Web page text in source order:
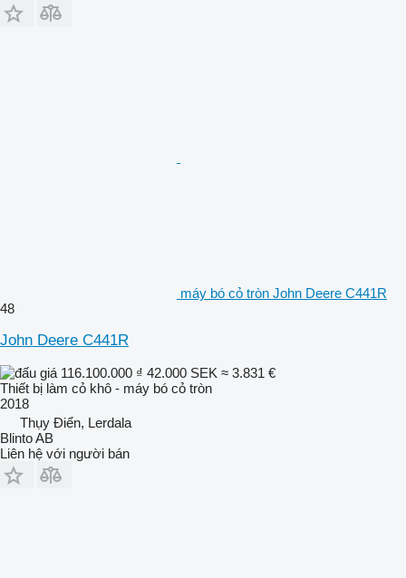
máy bó cỏ tròn John Deere C441R
48
John Deere C441R
116.100.000 ₫ 42.000 SEK ≈ 3.831 €
Thiết bị làm cỏ khô - máy bó cỏ tròn
2018
Thụy Điển, Lerdala
Blinto AB
Liên hệ với người bán